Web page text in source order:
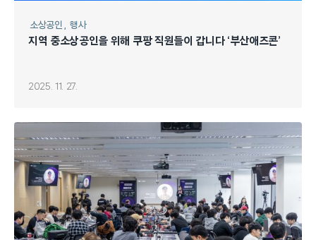
소상공인 행사
지역 중소상공인을 위해 쿠팡 직원들이 갑니다 ‘부산애즈콘’
2025. 11. 27.